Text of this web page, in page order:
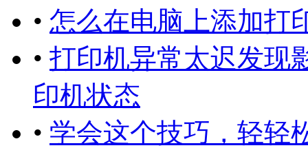
• 怎么在电脑上添加打
• 打印机异常太迟发现
印机状态
• 学会这个技巧，轻轻